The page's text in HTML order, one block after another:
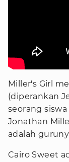
Miller's Girl
(diperankan
seorang
Jonathan
adalah
Cairo Sweet